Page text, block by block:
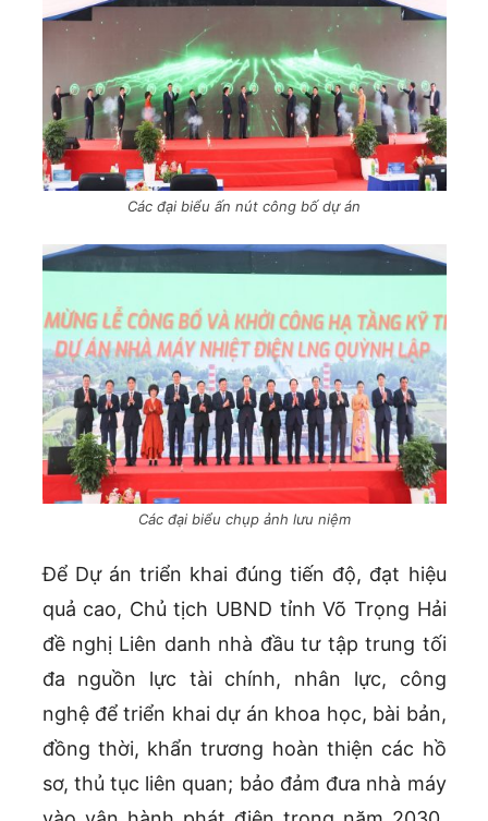
Các đại biểu ấn nút công bố dự án
Các đại biểu chụp ảnh lưu niệm
Để Dự án triển khai đúng tiến độ, đạt hiệu
quả cao, Chủ tịch UBND tỉnh Võ Trọng Hải
đề nghị Liên danh nhà đầu tư tập trung tối
đa nguồn lực tài chính, nhân lực, công
nghệ để triển khai dự án khoa học, bài bản,
đồng thời, khẩn trương hoàn thiện các hồ
sơ, thủ tục liên quan; bảo đảm đưa nhà máy